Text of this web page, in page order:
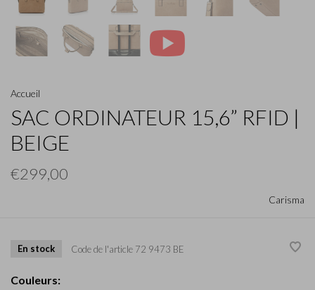
Accueil
SAC ORDINATEUR 15,6” RFID |
BEIGE
€299,00
Carisma
En stock Code de l'article 72 9473 BE
Couleurs: